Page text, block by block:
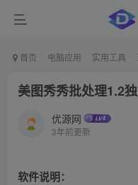
首页 电脑应用 实用工具
美图秀秀批处理1.2
优源网
3年前更新
软件说明：